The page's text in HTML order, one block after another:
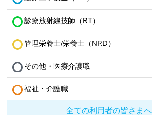
診療放射線技師（RT）
管理栄養士/栄養士（NRD）
その他・医療介護職
福祉・介護職
全ての利用者の皆さまへ